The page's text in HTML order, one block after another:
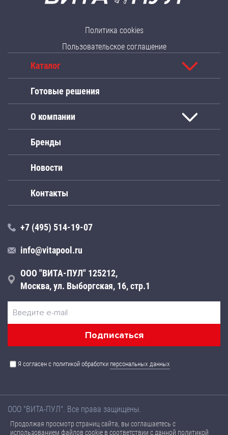
Политика cookies
Пользовательское соглашение
Каталог
Готовые решения
О компании
Бренды
Новости
Контакты
+7 (495) 514-19-07
info@vitapool.ru
ООО "ВИТА-ПУЛ" 125212,
Москва, ул. Выборгская, 16, стр.1
Я согласен с политикой обработки персональных данных
ООО "ВИТА-ПУЛ". Все права защищены.
Названия товаров, а также их технические характеристики,
размещенные на данном сайте, носят ознакомительный
Продолжая просмотр страниц сайта, вы соглашаетесь с
использованием файлов cookie в соответствии с данной политикой